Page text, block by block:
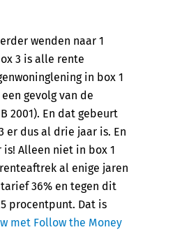
wenden naar 1
3 is alle rente
in box 1
gevolg van de
2001). En dat gebeurt
er dus al drie jaar is. En
Alleen niet in box 1
al enige jaren
36% en tegen dit
procentpunt. Dat is
met Follow the Money